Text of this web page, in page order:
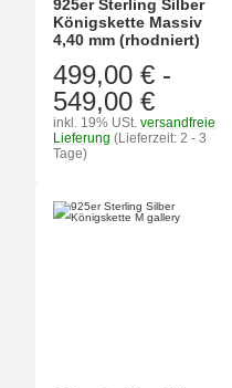
925er Sterling Silber
Königskette Massiv
4,40 mm (rhodniert)
499,00 € -
549,00 €
inkl. 19% USt. versandfreie
Lieferung (Lieferzeit: 2 - 3
Tage)